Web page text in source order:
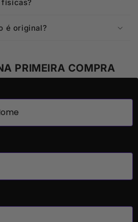
é original?
PRIMEIRA COMPRA